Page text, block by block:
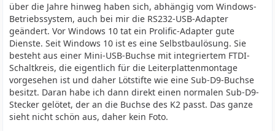
über die Jahre hinweg haben sich, abhängig vom Windows-
Betriebssystem, auch bei mir die RS232-USB-Adapter
geändert. Vor Windows 10 tat ein Prolific-Adapter gute
Dienste. Seit Windows 10 ist es eine Selbstbaulösung. Sie
besteht aus einer Mini-USB-Buchse mit integriertem FTDI-
Schaltkreis, die eigentlich für die Leiterplattenmontage
vorgesehen ist und daher Lötstifte wie eine Sub-D9-Buchse
besitzt. Daran habe ich dann direkt einen normalen Sub-D9-
Stecker gelötet, der an die Buchse des K2 passt. Das ganze
sieht nicht schön aus, daher kein Foto.